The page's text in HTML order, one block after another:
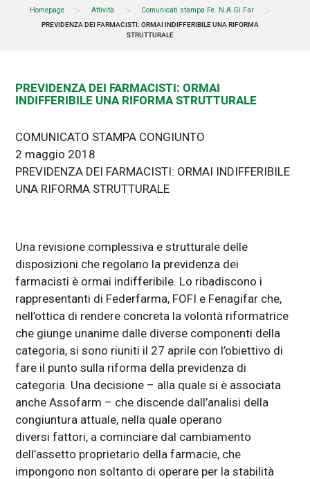
Homepage > Attività > Comunicati stampa Fe. N.A.Gi.Far >
PREVIDENZA DEI FARMACISTI: ORMAI INDIFFERIBILE UNA RIFORMA
STRUTTURALE
PREVIDENZA DEI FARMACISTI: ORMAI
INDIFFERIBILE UNA RIFORMA STRUTTURALE
COMUNICATO STAMPA CONGIUNTO
2 maggio 2018
PREVIDENZA DEI FARMACISTI: ORMAI INDIFFERIBILE
UNA RIFORMA STRUTTURALE
Una revisione complessiva e strutturale delle
disposizioni che regolano la previdenza dei
farmacisti è ormai indifferibile. Lo ribadiscono i
rappresentanti di Federfarma, FOFI e Fenagifar che,
nell’ottica di rendere concreta la volontà riformatrice
che giunge unanime dalle diverse componenti della
categoria, si sono riuniti il 27 aprile con l’obiettivo di
fare il punto sulla riforma della previdenza di
categoria. Una decisione – alla quale si è associata
anche Assofarm – che discende dall’analisi della
congiuntura attuale, nella quale operano
diversi fattori, a cominciare dal cambiamento
dell’assetto proprietario della farmacie, che
impongono non soltanto di operare per la stabilità